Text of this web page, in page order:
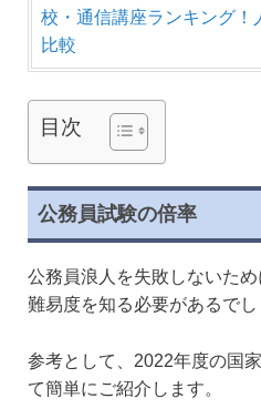
校・通信講座ランキング！
比較
目次
公務員試験の倍率
公務員浪人を失敗しないた
難易度を知る必要があるでし
参考として、2022年度の国
て簡単にご紹介します。